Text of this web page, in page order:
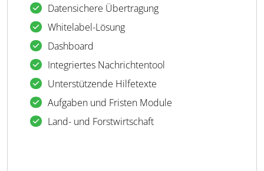
Datensichere Übertragung
Whitelabel-Lösung
Dashboard
Integriertes Nachrichtentool
Unterstützende Hilfetexte
Aufgaben und Fristen Module
Land- und Forstwirtschaft